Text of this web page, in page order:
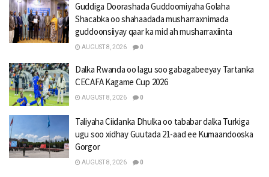
Guddiga Doorashada Guddoomiyaha Golaha
Shacabka oo shahaadada musharraxnimada
guddoonsiiyay qaar ka mid ah musharraxiinta
AUGUST 8, 2026 0
Dalka Rwanda oo lagu soo gabagabeeyay Tartanka
CECAFA Kagame Cup 2026
AUGUST 8, 2026 0
Taliyaha Ciidanka Dhulka oo tababar dalka Turkiga
ugu soo xidhay Guutada 21-aad ee Kumaandooska
Gorgor
AUGUST 8, 2026 0